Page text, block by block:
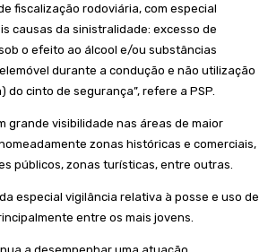
fiscalização rodoviária, com especial
causas da sinistralidade: excesso de
o efeito ao álcool e/ou substâncias
durante a condução e não utilização
cinto de segurança”, refere a PSP.
grande visibilidade nas áreas de maior
zonas históricas e comerciais,
públicos, zonas turísticas, entre outras.
especial vigilância relativa à posse e uso de
entre os mais jovens.